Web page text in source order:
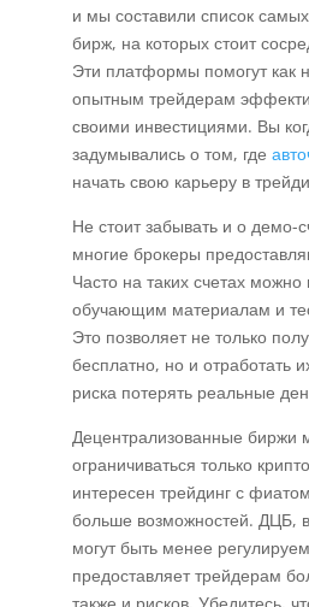
и мы составили список
бирж, на которых стоит
Эти платформы помогут как
опытным трейдерам
своими инвестициями. Вы
задумывались о том, где
начать свою карьеру в
Не стоит забывать и о демо-
многие брокеры
Часто на таких счетах можно
обучающим материалам и
Это позволяет не только
бесплатно, но и отработать
риска потерять реальные
Децентрализованные биржи
ограничиваться только
интересен трейдинг с
больше возможностей. ДЦБ,
могут быть менее
предоставляет трейдерам